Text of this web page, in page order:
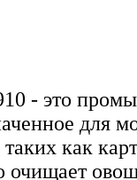
- это
для
как